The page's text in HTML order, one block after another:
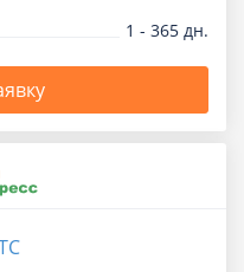
1 - 365 дн.